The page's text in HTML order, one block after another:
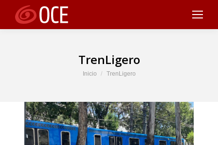
TrenLigero
Estás aquí:
Inicio TrenLigero